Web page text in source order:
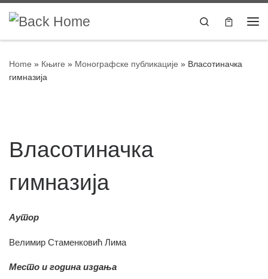
Skip to content Search
Home » Књиге » Монографске публикације » Власотиначка
гимназија
Власотиначка
гимназија
Аутор
Велимир Стаменковић Лима
Место и година издања